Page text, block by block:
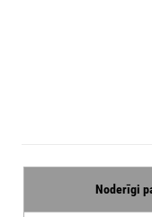
Noderīgi